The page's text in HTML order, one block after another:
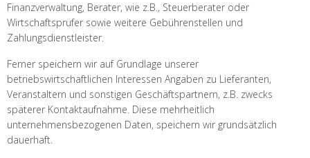
Finanzverwaltung, Berater, wie z.B., Steuerberater oder
Wirtschaftsprüfer sowie weitere Gebührenstellen und
Zahlungsdienstleister.
Ferner speichern wir auf Grundlage unserer
betriebswirtschaftlichen Interessen Angaben zu Lieferanten,
Veranstaltern und sonstigen Geschäftspartnern, z.B. zwecks
späterer Kontaktaufnahme. Diese mehrheitlich
unternehmensbezogenen Daten, speichern wir grundsätzlich
dauerhaft.